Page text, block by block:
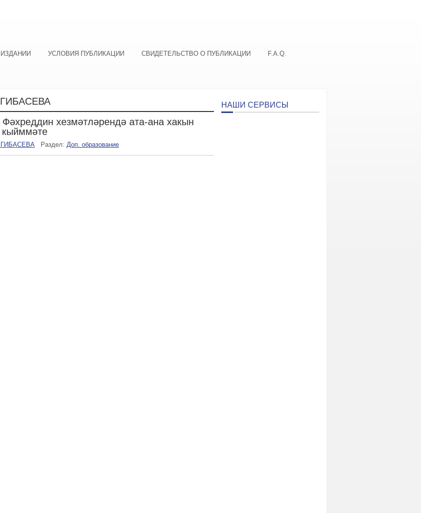
УСЛОВИЯ ПУБЛИКАЦИИ СВИДЕТЕЛЬСТВО О ПУБЛИКАЦИИ F.A.Q.
хезмәтләрендә ата-ана хакын
кыйммәте
ГИБАСЕВА Раздел: Доп. образование
НАШИ СЕРВИСЫ